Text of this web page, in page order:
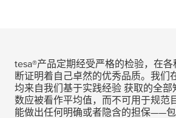
tesa®产品定期经受严格的检验，在
断证明着自己卓然的优秀品质。我们
均来自我们基于实践经验 获取的全部
数应被看作平均值，而不可用于规范
能做出任何明确或者隐含的担保——